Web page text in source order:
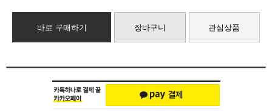
바로 구매하기 장바구니 관심상품